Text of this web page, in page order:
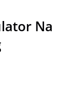
Na